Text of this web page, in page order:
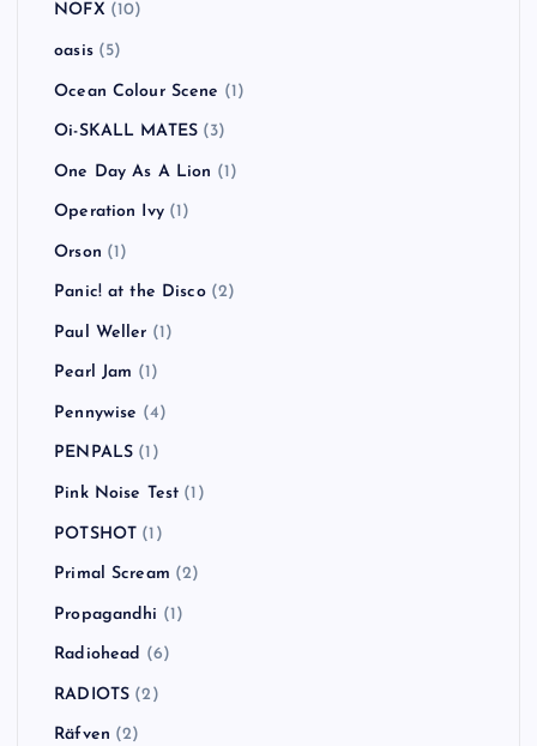
NOFX (10)
oasis(5)
Ocean Colour Scene (1)
Oi-SKALL MATES (3)
One Day As A Lion (1)
Operation Ivy(1)
Orson (1)
Panic! at the Disco(2)
Paul Weller (1)
Pearl Jam (1)
Pennywise (4)
PENPALS (1)
Pink Noise Test (1)
POTSHOT (1)
Primal Scream (2)
Propagandhi (1)
Radiohead (6)
RADIOTS (2)
Räfven (2)